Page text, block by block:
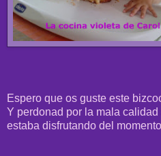
Espero que os guste este
Y perdonad por la mala
estaba disfrutando del